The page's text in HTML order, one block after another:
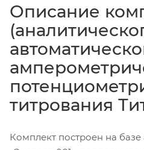
Описание
титрования
Комплект построен на